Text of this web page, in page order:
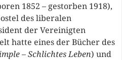
1852 – gestorben 1918),
des liberalen
der Vereinigten
hatte eines der Bücher des
– Schlichtes Leben) und